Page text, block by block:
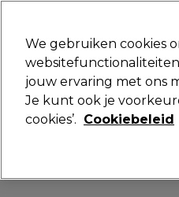
Volgende
We gebruiken cookies
jouw ervaring met ons
Je kunt ook je
cookies’. Cookiebeleid